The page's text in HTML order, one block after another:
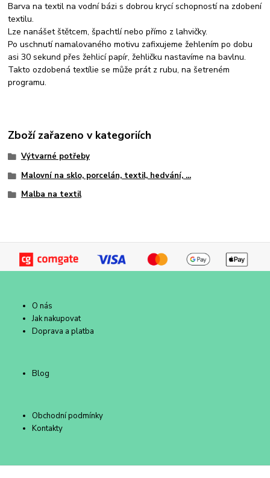
Barva na textil na vodní bázi s dobrou krycí schopností na zdobení
textilu.
Lze nanášet štětcem, špachtlí nebo přímo z lahvičky.
Po uschnutí namalovaného motivu zafixujeme žehlením po dobu
asi 30 sekund přes žehlicí papír, žehličku nastavíme na bavlnu.
Takto ozdobená textílie se může prát z rubu, na šetreném
programu.
Zboží zařazeno v kategoriích
Výtvarné potřeby
Malovní na sklo, porcelán, textil, hedvání, ...
Malba na textil
O nás
Jak nakupovat
Doprava a platba
Blog
Obchodní podmínky
Kontakty